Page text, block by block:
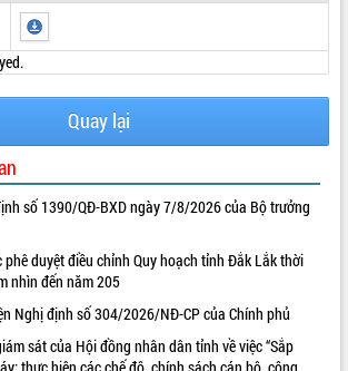
Quay lại
số 1390/QĐ-BXD ngày 7/8/2026 của Bộ trưởng
phê duyệt điều chỉnh Quy hoạch tỉnh Đắk Lắk thời
nhìn đến năm 205
Nghị định số 304/2026/NĐ-CP của Chính phủ
sát của Hội đồng nhân dân tỉnh về việc “Sắp